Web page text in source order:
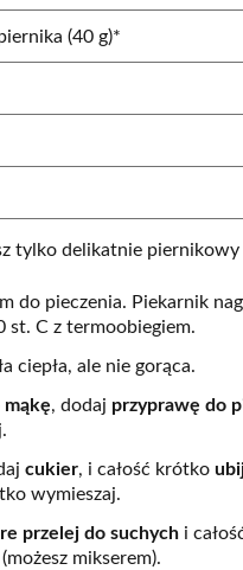
(40 g)*
tylko delikatnie piernikowy
do pieczenia. Piekarnik
st. C z termoobiegiem.
ciepła, ale nie gorąca.
mąkę, dodaj przyprawę do
cukier, i całość krótko
wymieszaj.
przelej do suchych i
mikserem).